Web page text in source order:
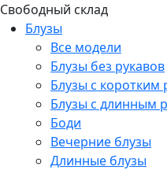
Свободный склад
Блузы
Все модели
Блузы без рукавов
Блузы с коротким
Блузы с длинным
Боди
Вечерние блузы
Длинные блузы